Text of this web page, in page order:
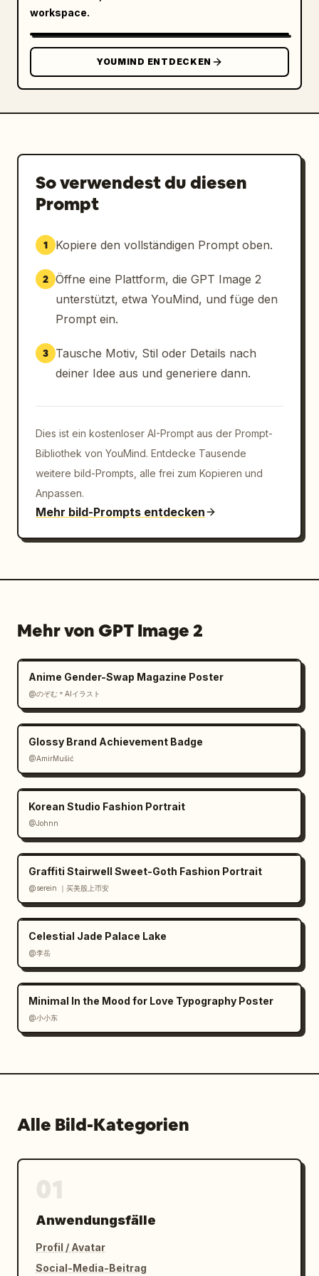
mit dem Slogan „BREATHE. CONNECT. GLOW.“
endet. Unten links fügen Sie ein
kreisförmiges IP-Logo und die Markenlinie
„SECURE-IP“ mit einem kleinen Untertitel wie
„OXYGEN FOR YOUR DIGITAL LIFE“ ein.
Gesamtstil: surreale Produktwerbung, Premium-
Wellness-Branding, ultra-detailliert,
poliert, Layout in Magazinqualität.
workspace.
YOUMIND ENTDECKEN
So verwendest du diesen
Prompt
1 Kopiere den vollständigen Prompt oben.
2 Öffne eine Plattform, die GPT Image 2
unterstützt, etwa YouMind, und füge den
Prompt ein.
3
Tausche Motiv, Stil oder Details nach
deiner Idee aus und generiere dann.
Dies ist ein kostenloser AI-Prompt aus der Prompt-
Bibliothek von YouMind. Entdecke Tausende
weitere bild-Prompts, alle frei zum Kopieren und
Anpassen.
Mehr bild-Prompts entdecken
Mehr von GPT Image 2
Anime Gender-Swap Magazine Poster
@のぞむ＊AIイラスト
Glossy Brand Achievement Badge
@AmirMušić
Korean Studio Fashion Portrait
@Johnn
Graffiti Stairwell Sweet-Goth Fashion Portrait
@serein ｜买美股上币安
Celestial Jade Palace Lake
@李岳
Minimal In the Mood for Love Typography Poster
@小小东
Alle Bild-Kategorien
Anwendungsfälle
Profil / Avatar
Social-Media-Beitrag